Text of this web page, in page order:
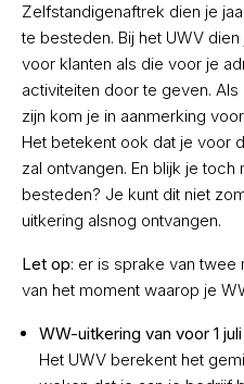
Zelfstandigenaftrek dien je
te besteden. Bij het UWV
voor klanten als die voor je
activiteiten door te geven.
zijn kom je in aanmerking
Het betekent ook dat je voor
zal ontvangen. En blijk je
besteden? Je kunt dit niet
uitkering alsnog ontvangen.
Let op: er is sprake van twee
van het moment waarop je
WW-uitkering van voor 1 juli
Het UWV berekent het